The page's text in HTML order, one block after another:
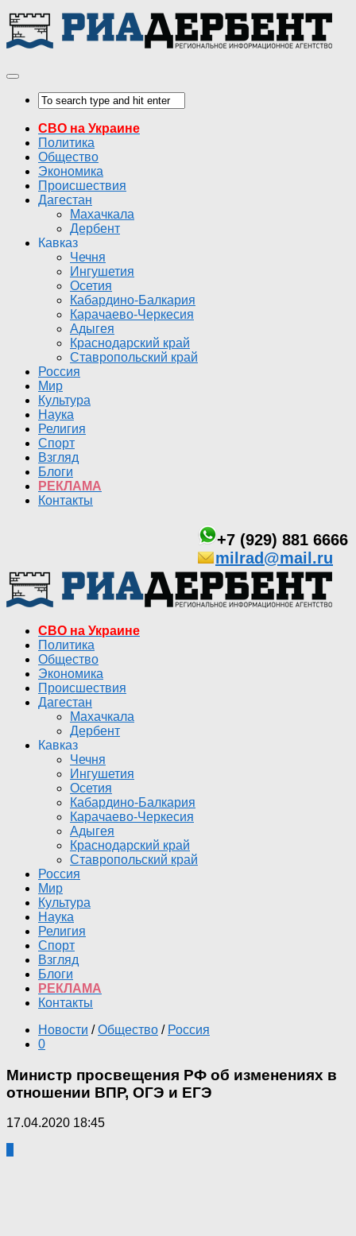
СВО на Украине
Политика
Общество
Экономика
Происшествия
Дагестан
Махачкала
Дербент
Кавказ
Чечня
Ингушетия
Осетия
Кабардино-Балкария
Карачаево-Черкесия
Адыгея
Краснодарский край
Ставропольский край
Россия
Мир
Культура
Наука
Религия
Спорт
Взгляд
Блоги
РЕКЛАМА
Контакты
+7 (929) 881 6666
milrad@mail.ru
СВО на Украине
Политика
Общество
Экономика
Происшествия
Дагестан
Махачкала
Дербент
Кавказ
Чечня
Ингушетия
Осетия
Кабардино-Балкария
Карачаево-Черкесия
Адыгея
Краснодарский край
Ставропольский край
Россия
Мир
Культура
Наука
Религия
Спорт
Взгляд
Блоги
РЕКЛАМА
Контакты
Новости / Общество / Россия
0
Министр просвещения РФ об изменениях в
отношении ВПР, ОГЭ и ЕГЭ
17.04.2020 18:45